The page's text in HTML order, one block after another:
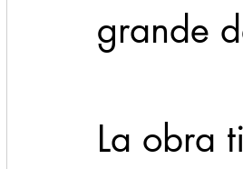
grande
La obra